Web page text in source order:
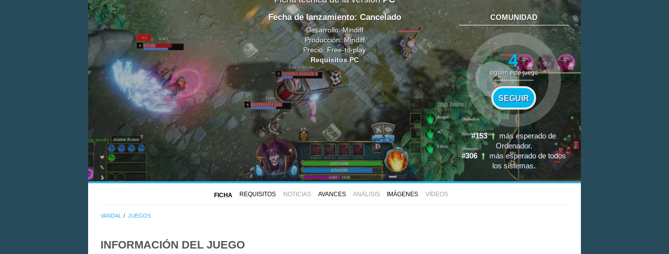
Fecha de lanzamiento: Cancelado
Desarrollo: Mindiff
Producción: Mindiff
Precio: Free-to-play
Requisitos PC
COMUNIDAD
4
siguen este juego
SEGUIR
#153
más esperado de
Ordenador.
#306
más esperado de todos
los sistemas.
FICHA REQUISITOS NOTICIAS AVANCES ANÁLISIS IMÁGENES VÍDEOS
VANDAL JUEGOS
INFORMACIÓN DEL JUEGO